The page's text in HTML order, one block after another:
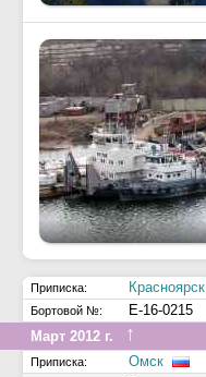
Приписка: Красноярск
Бортовой №:
Е-16-0215
Март 2012 г.
↑
Приписка: Омск